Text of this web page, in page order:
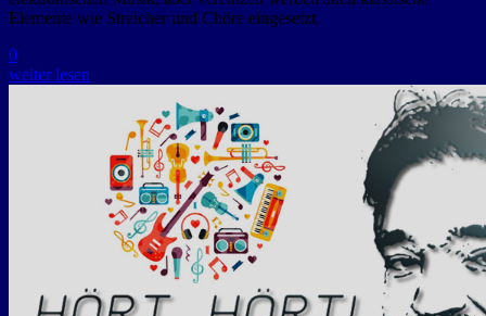
Elemente wie Streicher und Chöre eingesetzt.
0
weiter lesen